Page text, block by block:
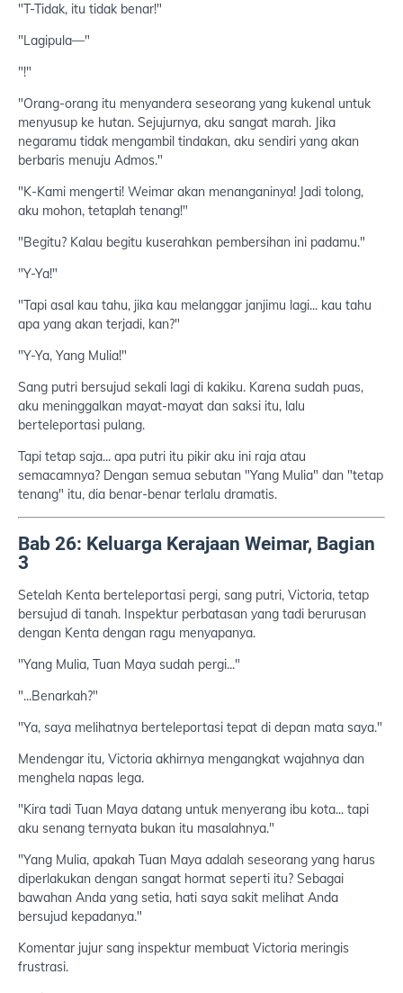
"T-Tidak, itu tidak benar!"
"Lagipula—"
"!"
"Orang-orang itu menyandera seseorang yang kukenal untuk
menyusup ke hutan. Sejujurnya, aku sangat marah. Jika
negaramu tidak mengambil tindakan, aku sendiri yang akan
berbaris menuju Admos."
"K-Kami mengerti! Weimar akan menanganinya! Jadi tolong,
aku mohon, tetaplah tenang!"
"Begitu? Kalau begitu kuserahkan pembersihan ini padamu."
"Y-Ya!"
"Tapi asal kau tahu, jika kau melanggar janjimu lagi... kau tahu
apa yang akan terjadi, kan?"
"Y-Ya, Yang Mulia!"
Sang putri bersujud sekali lagi di kakiku. Karena sudah puas,
aku meninggalkan mayat-mayat dan saksi itu, lalu
berteleportasi pulang.
Tapi tetap saja... apa putri itu pikir aku ini raja atau
semacamnya? Dengan semua sebutan "Yang Mulia" dan "tetap
tenang" itu, dia benar-benar terlalu dramatis.
Bab 26: Keluarga Kerajaan Weimar, Bagian
3
Setelah Kenta berteleportasi pergi, sang putri, Victoria, tetap
bersujud di tanah. Inspektur perbatasan yang tadi berurusan
dengan Kenta dengan ragu menyapanya.
"Yang Mulia, Tuan Maya sudah pergi..."
"...Benarkah?"
"Ya, saya melihatnya berteleportasi tepat di depan mata saya."
Mendengar itu, Victoria akhirnya mengangkat wajahnya dan
menghela napas lega.
"Kira tadi Tuan Maya datang untuk menyerang ibu kota... tapi
aku senang ternyata bukan itu masalahnya."
"Yang Mulia, apakah Tuan Maya adalah seseorang yang harus
diperlakukan dengan sangat hormat seperti itu? Sebagai
bawahan Anda yang setia, hati saya sakit melihat Anda
bersujud kepadanya."
Komentar jujur sang inspektur membuat Victoria meringis
frustrasi.